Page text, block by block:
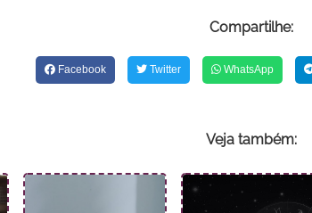
Compartilhe:
Facebook Twitter WhatsApp
Veja também: